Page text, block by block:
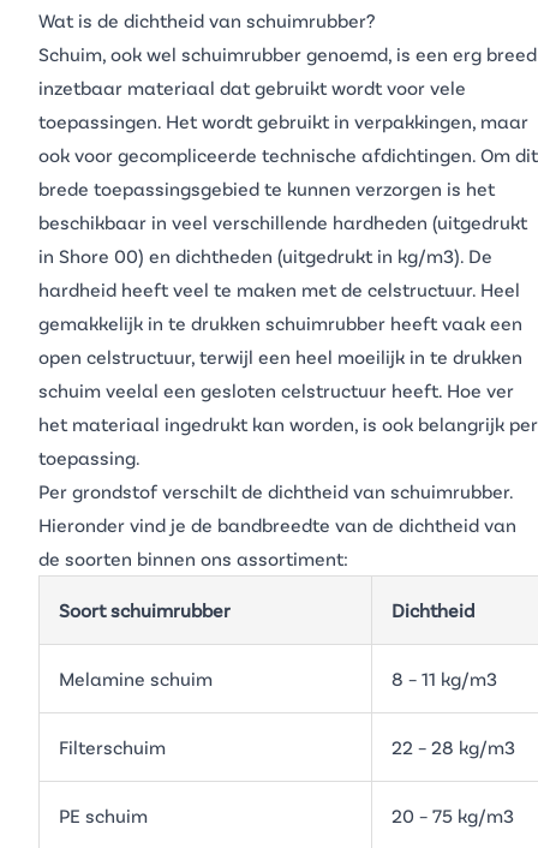
Wat is de dichtheid van schuimrubber?
Schuim, ook wel schuimrubber genoemd, is een erg breed
inzetbaar materiaal dat gebruikt wordt voor vele
toepassingen. Het wordt gebruikt in verpakkingen, maar
ook voor gecompliceerde technische afdichtingen. Om dit
brede toepassingsgebied te kunnen verzorgen is het
beschikbaar in veel verschillende hardheden (uitgedrukt
in Shore 00) en dichtheden (uitgedrukt in kg/m3). De
hardheid heeft veel te maken met de celstructuur. Heel
gemakkelijk in te drukken schuimrubber heeft vaak een
open celstructuur, terwijl een heel moeilijk in te drukken
schuim veelal een gesloten celstructuur heeft. Hoe ver
het materiaal ingedrukt kan worden, is ook belangrijk per
toepassing.
Per grondstof verschilt de dichtheid van schuimrubber.
Hieronder vind je de bandbreedte van de dichtheid van
de soorten binnen ons assortiment:
Soort schuimrubber Dichtheid
Melamine schuim 8 – 11 kg/m3
Filterschuim 22 – 28 kg/m3
PE schuim 20 – 75 kg/m3